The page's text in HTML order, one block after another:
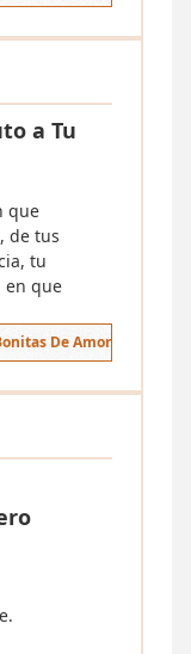
a Tu
que
de tus
tu
en que
De Amor